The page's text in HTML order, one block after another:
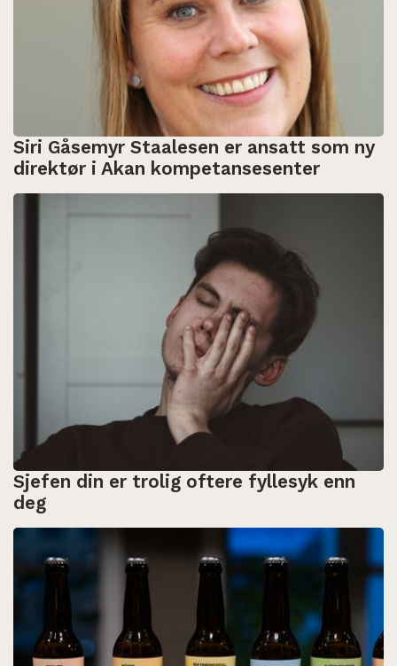
Siri Gåsemyr Staalesen er ansatt som ny
direktør i Akan kompetansesenter
Sjefen din er trolig oftere fyllesyk enn
deg